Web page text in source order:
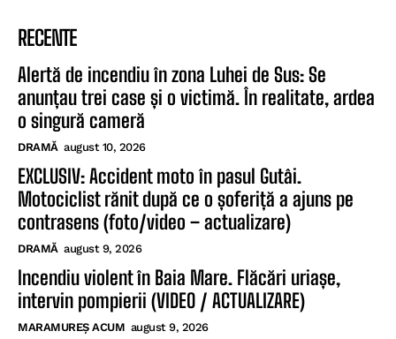
RECENTE
Alertă de incendiu în zona Luhei de Sus: Se
anunțau trei case și o victimă. În realitate, ardea
o singură cameră
DRAMĂ august 10, 2026
EXCLUSIV: Accident moto în pasul Gutâi.
Motociclist rănit după ce o șoferiță a ajuns pe
contrasens (foto/video – actualizare)
DRAMĂ august 9, 2026
Incendiu violent în Baia Mare. Flăcări uriașe,
intervin pompierii (VIDEO / ACTUALIZARE)
MARAMUREȘ ACUM august 9, 2026